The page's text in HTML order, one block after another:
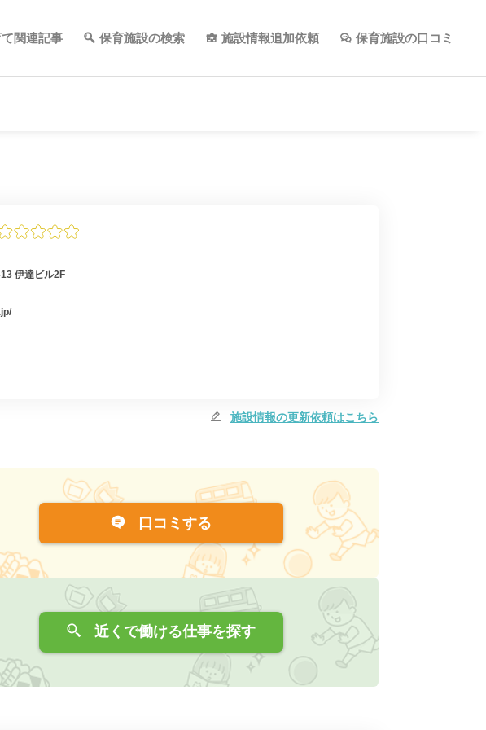
関連記事 保育施設の検索 施設情報追加依頼 保育施設の口コミ
伊達ビル2F
施設情報の更新依頼はこちら
口コミする
近くで働ける仕事を探す